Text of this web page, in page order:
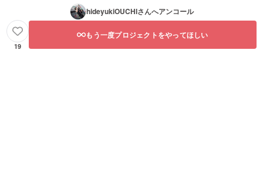
hideyukiOUCHIさんへアンコール
19
もう一度プロジェクトをやってほしい